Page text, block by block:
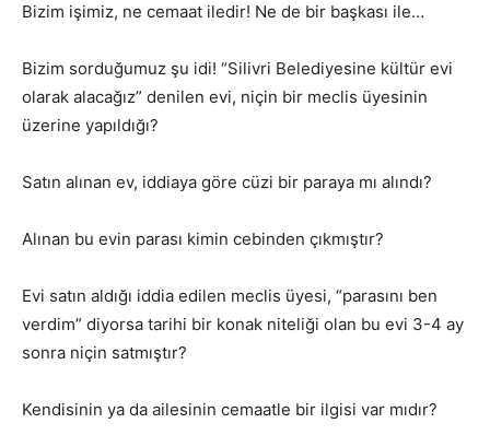
Bizim işimiz, ne cemaat iledir! Ne de bir başkası ile…
Bizim sorduğumuz şu idi! “Silivri Belediyesine kültür evi
olarak alacağız” denilen evi, niçin bir meclis üyesinin
üzerine yapıldığı?
Satın alınan ev, iddiaya göre cüzi bir paraya mı alındı?
Alınan bu evin parası kimin cebinden çıkmıştır?
Evi satın aldığı iddia edilen meclis üyesi, “parasını ben
verdim” diyorsa tarihi bir konak niteliği olan bu evi 3-4 ay
sonra niçin satmıştır?
Kendisinin ya da ailesinin cemaatle bir ilgisi var mıdır?